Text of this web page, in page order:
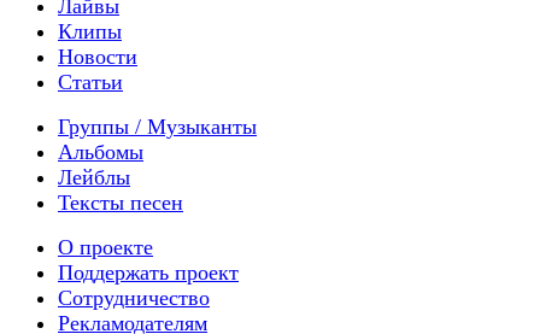
Лайвы
Клипы
Новости
Статьи
Группы / Музыканты
Альбомы
Лейблы
Тексты песен
О проекте
Поддержать проект
Сотрудничество
Рекламодателям